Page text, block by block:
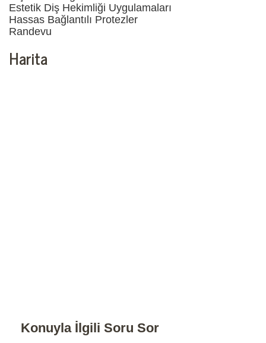
Estetik Diş Hekimliği Uygulamaları
Hassas Bağlantılı Protezler
Randevu
Harita
Konuyla İlgili Soru Sor